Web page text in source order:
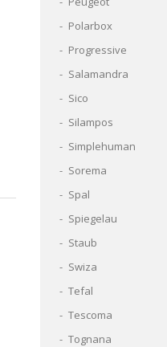
Polarbox
Progressive
Salamandra
Sico
Silampos
Simplehuman
Sorema
Spal
Spiegelau
Staub
Swiza
Tefal
Tescoma
Tognana